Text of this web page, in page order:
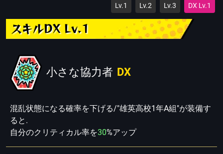
Lv.1 Lv.2 Lv.3 DX Lv.1
スキルDX Lv.1
小さな協力者 DX
混乱状態になる確率を下げる/"雄英高校1年A組"が装備す
ると.
自分のクリティカル率を30%アップ